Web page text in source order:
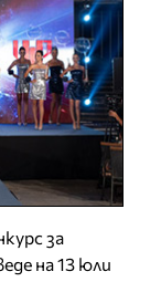
за
на 13 юли